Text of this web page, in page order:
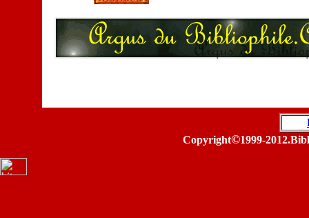
Copyright©1999-